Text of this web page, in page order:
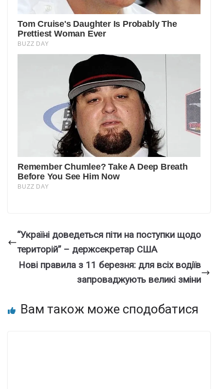
“Україні доведеться піти на поступки щодо
територій” – держсекретар США
Нові правила з 11 березня: для всіх водіїв
запроваджують великі зміни
Вам також може сподобатися